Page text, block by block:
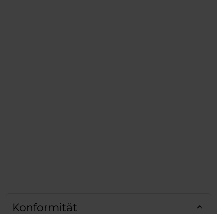
Konformität